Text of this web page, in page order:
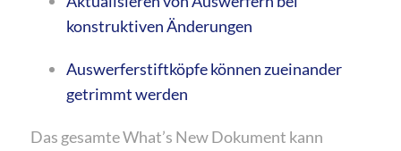
konstruktiven Änderungen
Auswerferstiftköpfe können zueinander
getrimmt werden
Das gesamte What’s New Dokument kann